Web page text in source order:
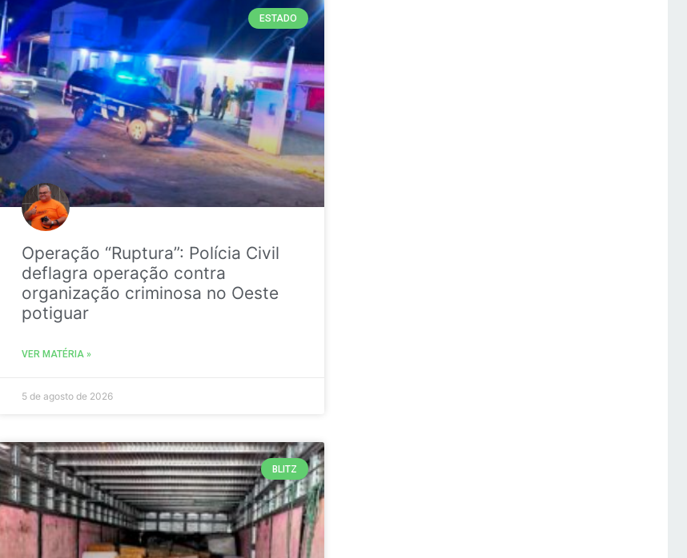
ESTADO
Operação “Ruptura”: Polícia Civil
deflagra operação contra
organização criminosa no Oeste
potiguar
VER MATÉRIA »
5 de agosto de 2026
BLITZ